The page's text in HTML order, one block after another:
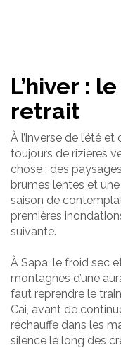
L’hiver :
retrait
À l’inverse de l’été et
toujours de rizières
chose : des
brumes lentes et une
saison de
premières
suivante.
À Sapa, le froid sec
montagnes d’une
faut reprendre le
Cai, avant de
réchauffe dans les
silence le long des